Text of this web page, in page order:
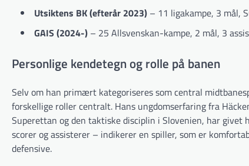
Utsiktens BK (efterår 2023) – 11 ligakampe, 3 mål,
GAIS (2024-) – 25 Allsvenskan-kampe, 2 mål, 3
Personlige kendetegn og rolle på banen
Selv om han primært kategoriseres som central
forskellige roller centralt. Hans ungdomserfaring fra
Superettan og den taktiske disciplin i Slovenien, har
scorer og assisterer – indikerer en spiller, som er
defensive.